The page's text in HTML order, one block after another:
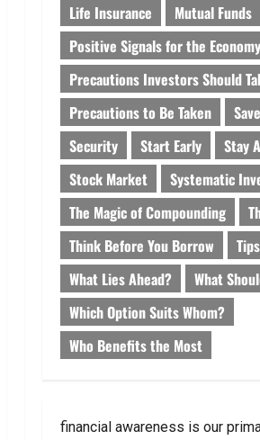
Life Insurance
Mutual Funds
Positive Signals for the Economy
Precautions Investors Should
Precautions to Be Taken
Security
Start Early
Stay
Stock Market
Systematic
The Magic of Compounding
Think Before You Borrow
What Lies Ahead?
What
Which Option Suits Whom?
Who Benefits the Most
financial awareness is our